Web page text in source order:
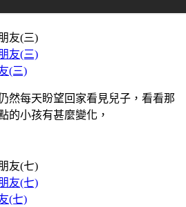
(三)
然每天盼望回家看見兒子，看看那
的小孩有甚麼變化，
(七)